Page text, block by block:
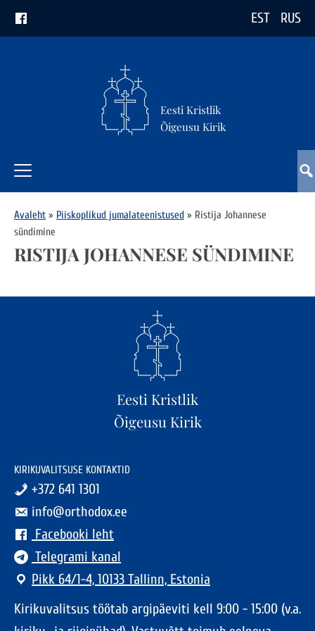
EST RUS
Eesti Kristlik
Õigeusu Kirik
Avaleht » Piiskoplikud jumalateenistused » Ristija Johannese
sündimine
RISTIJA JOHANNESE SÜNDIMINE
Eesti Kristlik
Õigeusu Kirik
KIRIKUVALITSUSE KONTAKTID
+372 641 1301
info@orthodox.ee
Facebooki leht
Telegrami kanal
Pikk 64/1-4, 10133 Tallinn, Estonia
Kirikuvalitsus töötab argipäeviti kell 9:00 - 15:00 (v.a.